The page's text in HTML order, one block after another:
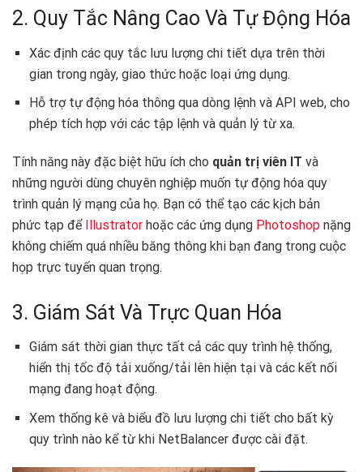
2. Quy Tắc Nâng Cao Và Tự Động Hóa
Xác định các quy tắc lưu lượng chi tiết dựa trên thời
gian trong ngày, giao thức hoặc loại ứng dụng.
Hỗ trợ tự động hóa thông qua dòng lệnh và API web, cho
phép tích hợp với các tập lệnh và quản lý từ xa.
Tính năng này đặc biệt hữu ích cho quản trị viên IT và
những người dùng chuyên nghiệp muốn tự động hóa quy
trình quản lý mạng của họ. Bạn có thể tạo các kịch bản
phức tạp để Illustrator hoặc các ứng dụng Photoshop nặng
không chiếm quá nhiều băng thông khi bạn đang trong cuộc
họp trực tuyến quan trọng.
3. Giám Sát Và Trực Quan Hóa
Giám sát thời gian thực tất cả các quy trình hệ thống,
hiển thị tốc độ tải xuống/tải lên hiện tại và các kết nối
mạng đang hoạt động.
Xem thống kê và biểu đồ lưu lượng chi tiết cho bất kỳ
quy trình nào kể từ khi NetBalancer được cài đặt.